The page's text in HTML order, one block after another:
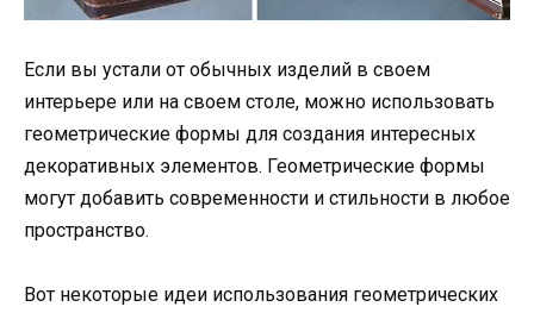
Если вы устали от обычных изделий в своем
интерьере или на своем столе, можно использовать
геометрические формы для создания интересных
декоративных элементов. Геометрические формы
могут добавить современности и стильности в любое
пространство.
Вот некоторые идеи использования геометрических